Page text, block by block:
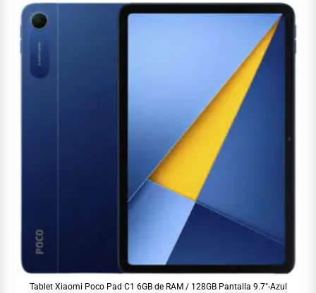
Tablet Xiaomi Poco Pad C1 6GB de RAM / 128GB Pantalla 9.7″-Azul